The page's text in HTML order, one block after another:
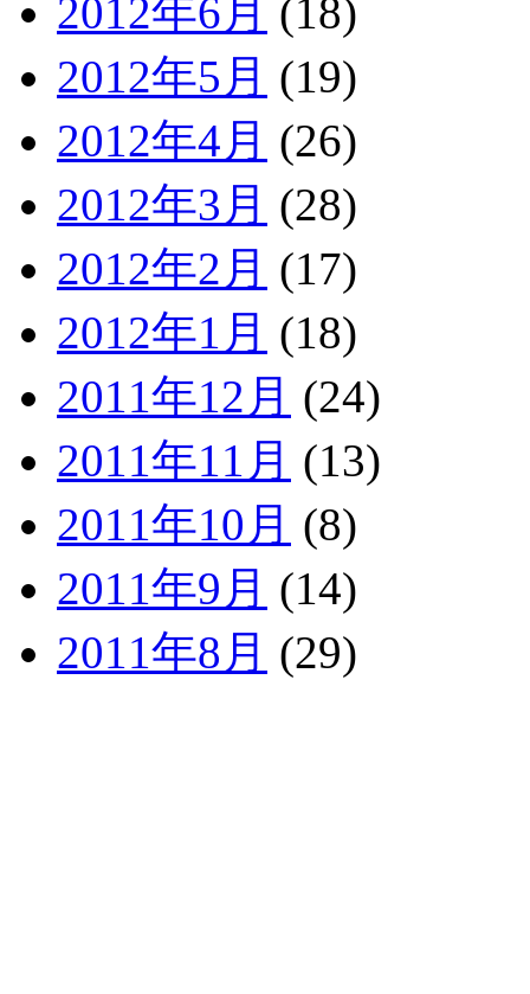
2012年6月 (18)
2012年5月 (19)
2012年4月 (26)
2012年3月 (28)
2012年2月 (17)
2012年1月 (18)
2011年12月 (24)
2011年11月 (13)
2011年10月 (8)
2011年9月 (14)
2011年8月 (29)